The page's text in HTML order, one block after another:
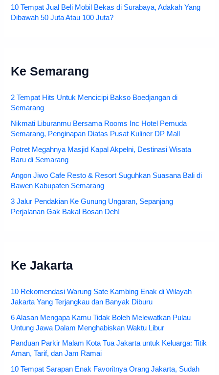
10 Tempat Jual Beli Mobil Bekas di Surabaya, Adakah Yang
Dibawah 50 Juta Atau 100 Juta?
Ke Semarang
2 Tempat Hits Untuk Mencicipi Bakso Boedjangan di
Semarang
Nikmati Liburanmu Bersama Rooms Inc Hotel Pemuda
Semarang, Penginapan Diatas Pusat Kuliner DP Mall
Potret Megahnya Masjid Kapal Akpelni, Destinasi Wisata
Baru di Semarang
Angon Jiwo Cafe Resto & Resort Suguhkan Suasana Bali di
Bawen Kabupaten Semarang
3 Jalur Pendakian Ke Gunung Ungaran, Sepanjang
Perjalanan Gak Bakal Bosan Deh!
Ke Jakarta
10 Rekomendasi Warung Sate Kambing Enak di Wilayah
Jakarta Yang Terjangkau dan Banyak Diburu
6 Alasan Mengapa Kamu Tidak Boleh Melewatkan Pulau
Untung Jawa Dalam Menghabiskan Waktu Libur
Panduan Parkir Malam Kota Tua Jakarta untuk Keluarga: Titik
Aman, Tarif, dan Jam Ramai
10 Tempat Sarapan Enak Favoritnya Orang Jakarta, Sudah